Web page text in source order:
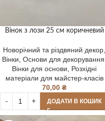
Вінок з лози 25 см коричневий
Новорічний та різдвяний декор
Вінки Основи для декорування
Вінки для основи
Розхідні
матеріали для майстер-класів
70,00 ₴
ДОДАТИ В КОШИК